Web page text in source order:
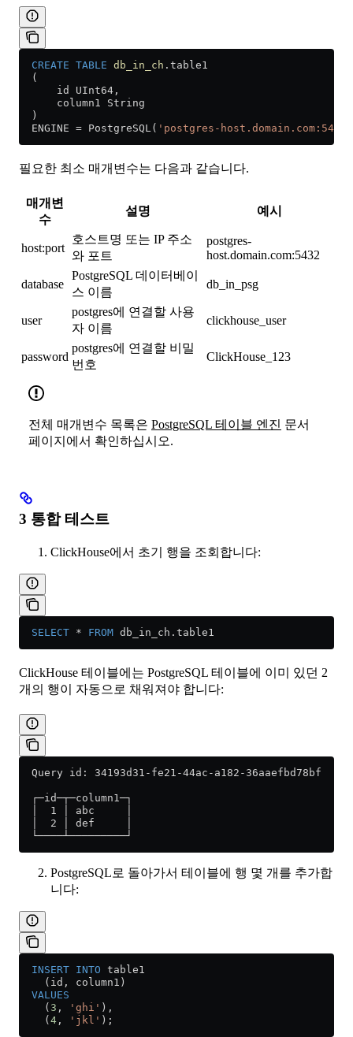
  CREATE
TABLE db_in_ch .table1
  (
      id UInt64,
      column1 String
  )
  ENGINE
= PostgreSQL( 'postgres-host.domain.com:5432'
필요한 최소 매개변수는 다음과 같습니다.
매개변
수
설명 예시
host:port
호스트명 또는 IP 주소
와 포트
postgres-
host.domain.com:5432
database
PostgreSQL 데이터베이
스 이름
db_in_psg
user
postgres에 연결할 사용
자 이름
clickhouse_user
password
postgres에 연결할 비밀
번호
ClickHouse_123
전체 매개변수 목록은 PostgreSQL 테이블 엔진 문서
페이지에서 확인하십시오.
3 통합 테스트
ClickHouse에서 초기 행을 조회합니다:
  SELECT
* FROM db_in_ch . table1
ClickHouse 테이블에는 PostgreSQL 테이블에 이미 있던 2
개의 행이 자동으로 채워져야 합니다:
  Query id: 34193d31-fe21-44ac-a182-36aaefbd78bf
  ┌─id─┬─column1─┐
  │  1 │ abc     │
  │  2 │ def     │
  └────┴─────────┘
PostgreSQL로 돌아가서 테이블에 행 몇 개를 추가합
니다:
  INSERT INTO
table1
    (id, column1)
  VALUES
    (
3 , 'ghi' ),
    (
4 , 'jkl' );